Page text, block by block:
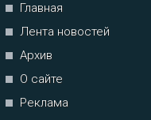
Главная
Лента новостей
Архив
О сайте
Реклама